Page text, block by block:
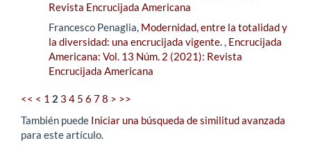
Revista Encrucijada Americana
Francesco Penaglia, Modernidad, entre la totalidad y
la diversidad: una encrucijada vigente., Encrucijada
Americana: Vol. 13 Núm. 2 (2021): Revista
Encrucijada Americana
<< < 1 2 3 4 5 6 78 > >>
También puede Iniciar una búsqueda de similitud avanzada
para este artículo.